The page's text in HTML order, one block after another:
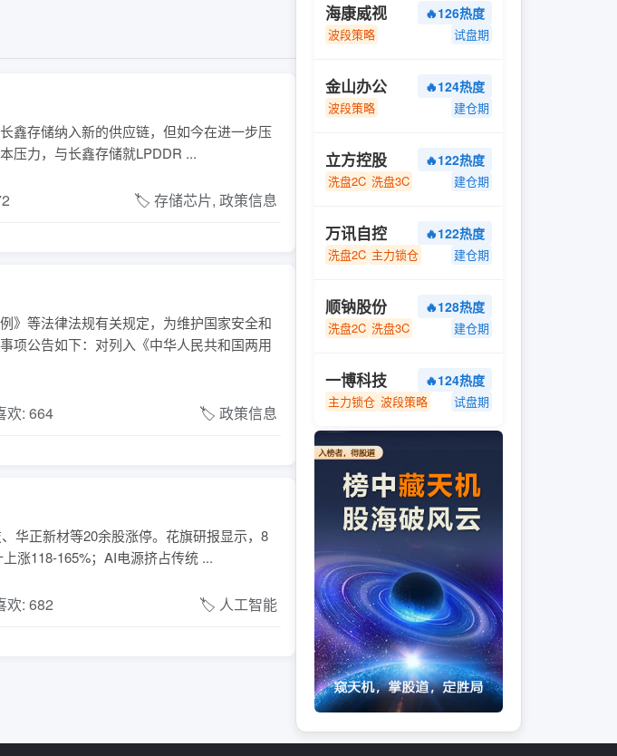
鑫存储纳入新的供应链，但如今在进一步压
压力，与长鑫存储就LPDDR ...
🏷️ 存储芯片, 政策信息
》等法律法规有关规定，为维护国家安全和
项公告如下：对列入《中华人民共和国两用
欢: 664 🏷️ 政策信息
华正新材等20余股涨停。花旗研报显示，8
涨118-165%；AI电源挤占传统 ...
欢: 682 🏷️ 人工智能
海康威视 🔥126热度
波段策略 试盘期
金山办公 🔥124热度
波段策略 建仓期
立方控股 🔥122热度
洗盘2C 洗盘3C 建仓期
万讯自控 🔥122热度
洗盘2C 主力锁仓 建仓期
顺钠股份 🔥128热度
洗盘2C 洗盘3C 建仓期
一博科技 🔥124热度
主力锁仓 波段策略 试盘期